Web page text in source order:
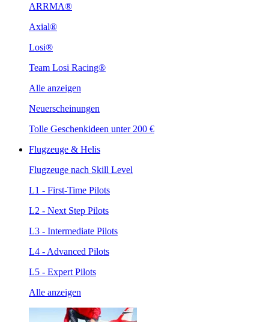
ARRMA®
Axial®
Losi®
Team Losi Racing®
Alle anzeigen
Neuerscheinungen
Tolle Geschenkideen unter 200 €
Flugzeuge & Helis
Flugzeuge nach Skill Level
L1 - First-Time Pilots
L2 - Next Step Pilots
L3 - Intermediate Pilots
L4 - Advanced Pilots
L5 - Expert Pilots
Alle anzeigen